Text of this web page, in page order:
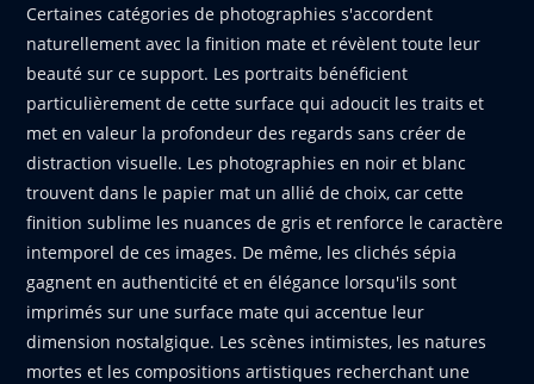
Certaines catégories de photographies s'accordent
naturellement avec la finition mate et révèlent toute leur
beauté sur ce support. Les portraits bénéficient
particulièrement de cette surface qui adoucit les traits et
met en valeur la profondeur des regards sans créer de
distraction visuelle. Les photographies en noir et blanc
trouvent dans le papier mat un allié de choix, car cette
finition sublime les nuances de gris et renforce le caractère
intemporel de ces images. De même, les clichés sépia
gagnent en authenticité et en élégance lorsqu'ils sont
imprimés sur une surface mate qui accentue leur
dimension nostalgique. Les scènes intimistes, les natures
mortes et les compositions artistiques recherchant une